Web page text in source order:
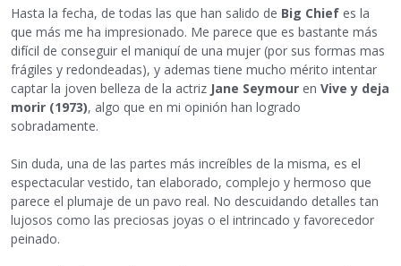
Hasta la fecha, de todas las que han salido de Big Chief es la
que más me ha impresionado. Me parece que es bastante más
difícil de conseguir el maniquí de una mujer (por sus formas mas
frágiles y redondeadas), y ademas tiene mucho mérito intentar
captar la joven belleza de la actriz Jane Seymour en Vive y deja
morir (1973), algo que en mi opinión han logrado
sobradamente.
Sin duda, una de las partes más increíbles de la misma, es el
espectacular vestido, tan elaborado, complejo y hermoso que
parece el plumaje de un pavo real. No descuidando detalles tan
lujosos como las preciosas joyas o el intrincado y favorecedor
peinado.